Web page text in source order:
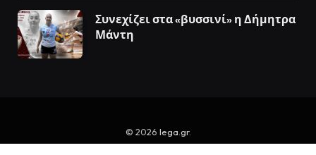
Συνεχίζει στα «βυσσινί» η Δήμητρα
Μάντη
© 2026 lega.gr.